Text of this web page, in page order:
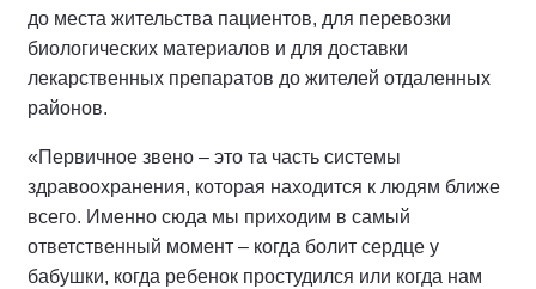
до места жительства пациентов, для перевозки
биологических материалов и для доставки
лекарственных препаратов до жителей отдаленных
районов.
«Первичное звено – это та часть системы
здравоохранения, которая находится к людям ближе
всего. Именно сюда мы приходим в самый
ответственный момент – когда болит сердце у
бабушки, когда ребенок простудился или когда нам